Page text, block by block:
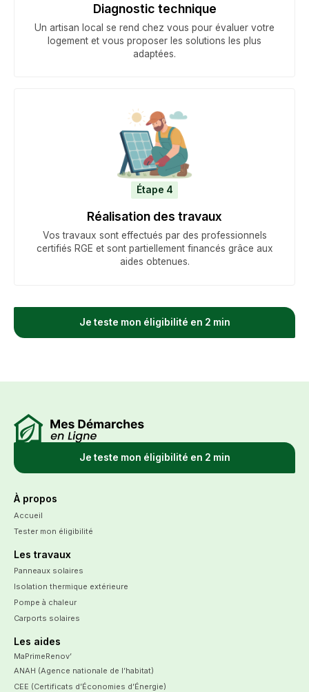
Diagnostic technique
Un artisan local se rend chez vous pour évaluer votre
logement et vous proposer les solutions les plus
adaptées.
Étape 4
Réalisation des travaux
Vos travaux sont effectués par des professionnels
certifiés RGE et sont partiellement financés grâce aux
aides obtenues.
Je teste mon éligibilité en 2 min
Je teste mon éligibilité en 2 min
À propos
Accueil
Tester mon éligibilité
Les travaux
Panneaux solaires
Isolation thermique extérieure
Pompe à chaleur
Carports solaires
Les aides
MaPrimeRenov’
ANAH (Agence nationale de l’habitat)
CEE (Certificats d’Économies d’Énergie)